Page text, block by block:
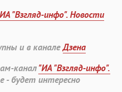
"Взгляд-инфо". Новости
и в каналеДзена
канал"ИА "Взгляд-инфо".
- будет интересно